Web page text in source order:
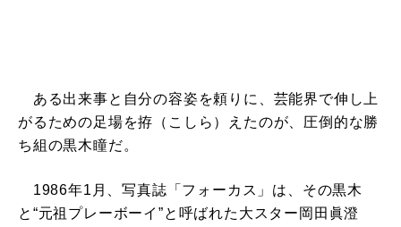
ある出来事と自分の容姿を頼りに、芸能界で伸し上
がるための足場を拵（こしら）えたのが、圧倒的な勝
ち組の黒木瞳だ。
1986年1月、写真誌「フォーカス」は、その黒木
と“元祖プレーボーイ”と呼ばれた大スター岡田眞澄